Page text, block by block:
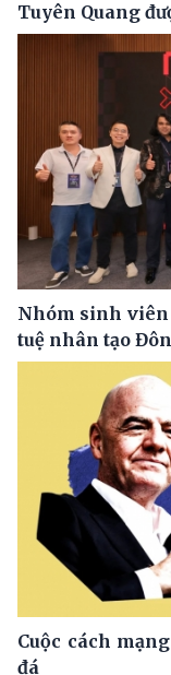
Tuyên Quang
Nhóm sinh
tuệ nhân tạo
Cuộc cách
đá